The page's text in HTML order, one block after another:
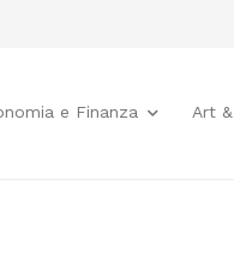
e Finanza Art